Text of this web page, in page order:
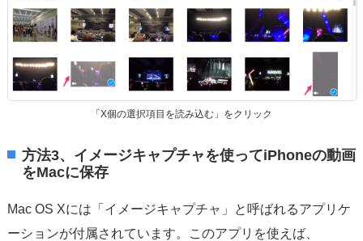
「X個の選択項目を読み込む」をクリック
方法3、イメージキャプチャを使ってiPhoneの動画
をMacに保存
Mac OS Xには「イメージキャプチャ」と呼ばれるアプリケ
ーションが付属されています。このアプリを使えば、